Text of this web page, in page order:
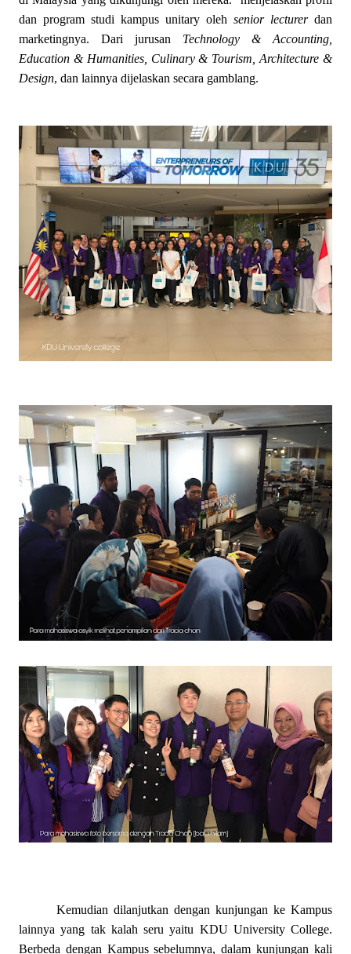
dan program studi kampus unitary oleh senior lecturerdan
marketingnya. Dari jurusan Technology & Accounting,
Education & Humanities, Culinary & Tourism, Architecture &
Design, dan lainnya dijelaskan secara gamblang.
Kemudian dilanjutkan dengan kunjungan ke Kampus
lainnya yang tak kalah seru yaitu KDU University College.
Berbeda dengan Kampus sebelumnya, dalam kunjungan kali